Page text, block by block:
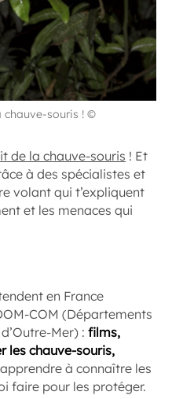
chauve-souris ! ©
de la chauve-souris ! Et
à des spécialistes et
volant qui t’expliquent
et les menaces qui
en France
COM (Départements
Mer) : films,
les chauve-souris,
à connaître les
faire pour les protéger.